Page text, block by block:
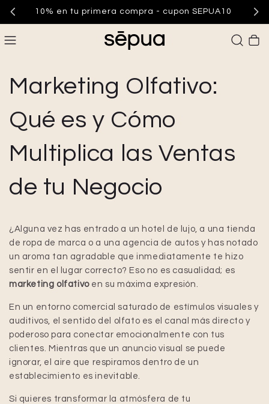
10% en tu primera compra - cupon SEPUA10
Carrito
Marketing Olfativo:
Qué es y Cómo
Multiplica las Ventas
de tu Negocio
¿Alguna vez has entrado a un hotel de lujo, a una tienda
de ropa de marca o a una agencia de autos y has notado
un aroma tan agradable que inmediatamente te hizo
sentir en el lugar correcto? Eso no es casualidad; es
marketing olfativoen su máxima expresión.
En un entorno comercial saturado de estímulos visuales y
auditivos, el sentido del olfato es el canal más directo y
poderoso para conectar emocionalmente con tus
clientes. Mientras que un anuncio visual se puede
ignorar, el aire que respiramos dentro de un
establecimiento es inevitable.
Si quieres transformar la atmósfera de tu